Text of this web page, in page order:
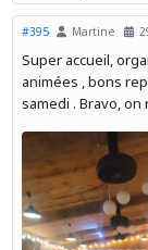
#395 Martine
Super accueil,
animées , bons
samedi . Bravo, on